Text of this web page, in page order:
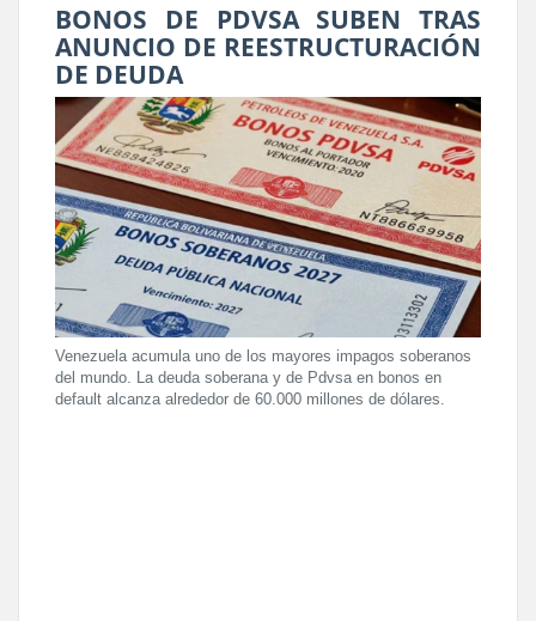
BONOS DE PDVSA SUBEN TRAS
ANUNCIO DE REESTRUCTURACIÓN
DE DEUDA
Venezuela acumula uno de los mayores impagos soberanos
del mundo. La deuda soberana y de Pdvsa en bonos en
default alcanza alrededor de 60.000 millones de dólares.